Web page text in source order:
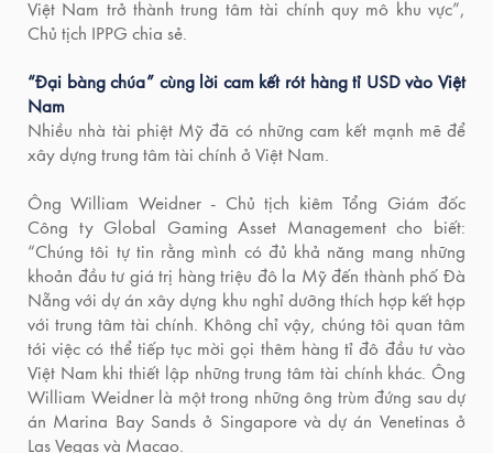
Việt Nam trở thành trung tâm tài chính quy mô khu vực”,
Chủ tịch IPPG chia sẻ.
“Đại bàng chúa” cùng lời cam kết rót hàng tỉ USD vào Việt
Nam
Nhiều nhà tài phiệt Mỹ đã có những cam kết mạnh mẽ để
xây dựng trung tâm tài chính ở Việt Nam.
Ông William Weidner - Chủ tịch kiêm Tổng Giám đốc
Công ty Global Gaming Asset Management cho biết:
“Chúng tôi tự tin rằng mình có đủ khả năng mang những
khoản đầu tư giá trị hàng triệu đô la Mỹ đến thành phố Đà
Nẵng với dự án xây dựng khu nghỉ dưỡng thích hợp kết hợp
với trung tâm tài chính. Không chỉ vậy, chúng tôi quan tâm
tới việc có thể tiếp tục mời gọi thêm hàng tỉ đô đầu tư vào
Việt Nam khi thiết lập những trung tâm tài chính khác. Ông
William Weidner là một trong những ông trùm đứng sau dự
án Marina Bay Sands ở Singapore và dự án Venetinas ở
Las Vegas và Macao.